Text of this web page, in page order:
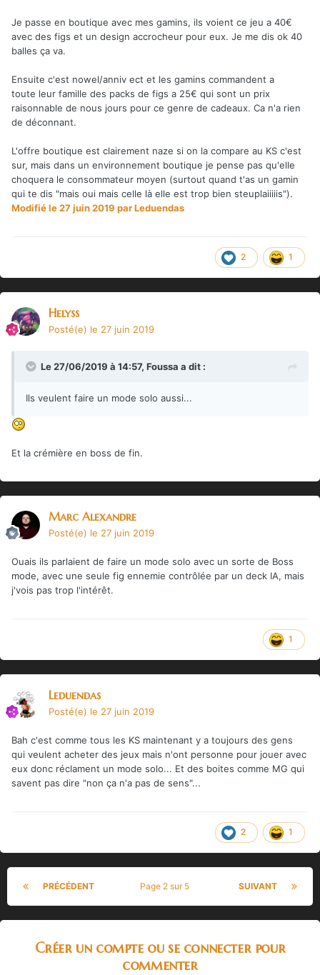
Je passe en boutique avec mes gamins, ils voient ce jeu a 40€
avec des figs et un design accrocheur pour eux. Je me dis ok 40
balles ça va.
Ensuite c'est nowel/anniv ect et les gamins commandent a
toute leur famille des packs de figs a 25€ qui sont un prix
raisonnable de nous jours pour ce genre de cadeaux. Ca n'a rien
de déconnant.
L'offre boutique est clairement naze si on la compare au KS c'est
sur, mais dans un environnement boutique je pense pas qu'elle
choquera le consommateur moyen (surtout quand t'as un gamin
qui te dis "mais oui mais celle là elle est trop bien steuplaiiiiis").
Modifiéle 27 juin 2019 par Leduendas
2 1
Helyss
Posté(e) le 27 juin 2019
Le 27/06/2019 à 14:57, Foussa a dit :
Ils veulent faire un mode solo aussi...
Et la crémière en boss de fin.
Marc Alexandre
Posté(e) le 27 juin 2019
Ouais ils parlaient de faire un mode solo avec un sorte de Boss
mode, avec une seule fig ennemie contrôlée par un deck IA, mais
j'vois pas trop l'intérêt.
1
Leduendas
Posté(e) le 27 juin 2019
Bah c'est comme tous les KS maintenant y a toujours des gens
qui veulent acheter des jeux mais n'ont personne pour jouer avec
eux donc réclament un mode solo... Et des boites comme MG qui
savent pas dire "non ça n'a pas de sens"...
2 1
PRÉCÉDENT SUIVANT
Page 2 sur 5
Créer un compte ou se connecter pour
commenter